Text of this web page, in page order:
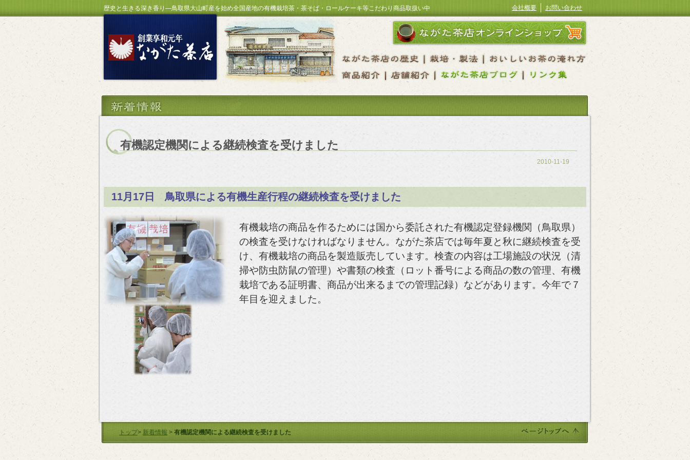
歴史と生きる深き香り―鳥取県大山町産を始め全国産地の有機栽培茶・茶そば・ロールケーキ等こだわり商品取扱い中 お問い合わせ
会社概要
有機認定機関による継続検査を受けました
2010-11-19
11月17日 鳥取県による有機生産行程の継続検査を受けました
有機栽培の商品を作るためには国から委託された有機認定登録機関（鳥取県）
の検査を受けなければなりません。ながた茶店では毎年夏と秋に継続検査を受
け、有機栽培の商品を製造販売しています。検査の内容は工場施設の状況（清
掃や防虫防鼠の管理）や書類の検査（ロット番号による商品の数の管理、有機
栽培である証明書、商品が出来るまでの管理記録）などがあります。今年で７
年目を迎えました。
トップ> 新着情報 > 有機認定機関による継続検査を受けました